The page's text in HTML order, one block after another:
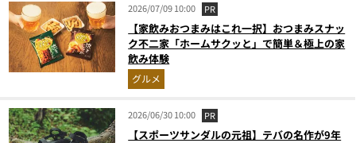
2026/07/09 10:00 PR
【家飲みおつまみはこれ一択】おつまみスナッ
ク不二家「ホームサクッと」で簡単＆極上の家
飲み体験
グルメ
2026/06/30 10:00 PR
【スポーツサンダルの元祖】テバの名作が9年